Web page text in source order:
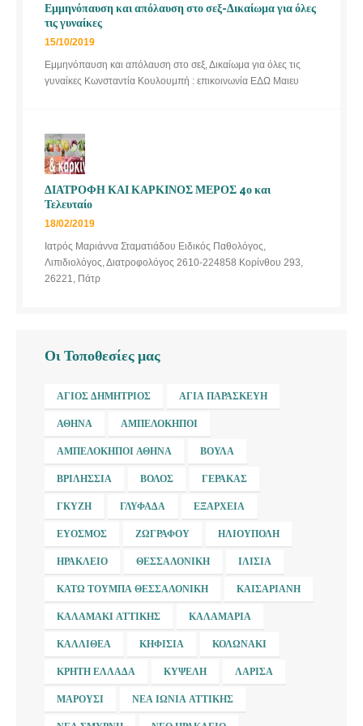
Εμμηνόπαυση και απόλαυση στο σεξ-Δικαίωμα για όλες
τις γυναίκες
15/10/2019
Εμμηνόπαυση και απόλαυση στο σεξ, Δικαίωμα για όλες τις
γυναίκες Κωνσταντία Κουλουμπή : επικοινωνία ΕΔΩ Μαιευ
ΔΙΑΤΡΟΦΗ ΚΑΙ ΚΑΡΚΙΝΟΣ ΜΕΡΟΣ 4ο και
Τελευταίο
18/02/2019
Ιατρός Μαριάννα Σταματιάδου Ειδικός Παθολόγος,
Λιπιδιολόγος, Διατροφολόγος 2610-224858 Κορίνθου 293,
26221, Πάτρ
Οι Τοποθεσίες μας
ΆΓΙΟΣ ΔΗΜΉΤΡΙΟΣ ΑΓΊΑ ΠΑΡΑΣΚΕΥΉ
ΑΘΉΝΑ ΑΜΠΕΛΌΚΗΠΟΙ
ΑΜΠΕΛΌΚΗΠΟΙ ΑΘΉΝΑ ΒΟΎΛΑ
ΒΡΙΛΉΣΣΙΑ ΒΌΛΟΣ ΓΈΡΑΚΑΣ
ΓΚΎΖΗ ΓΛΥΦΆΔΑ ΕΞΆΡΧΕΙΑ
ΕΎΟΣΜΟΣ ΖΩΓΡΆΦΟΥ ΗΛΙΟΎΠΟΛΗ
ΗΡΆΚΛΕΙΟ ΘΕΣΣΑΛΟΝΊΚΗ ΙΛΊΣΙΑ
ΚΆΤΩ ΤΟΎΜΠΑ ΘΕΣΣΑΛΟΝΊΚΗ ΚΑΙΣΑΡΙΑΝΉ
ΚΑΛΑΜΆΚΙ ΑΤΤΙΚΉΣ ΚΑΛΑΜΑΡΙΆ
ΚΑΛΛΙΘΈΑ ΚΗΦΙΣΙΆ ΚΟΛΩΝΆΚΙ
ΚΡΉΤΗ ΕΛΛΆΔΑ ΚΥΨΈΛΗ ΛΆΡΙΣΑ
ΜΑΡΟΎΣΙ ΝΈΑ ΙΩΝΊΑ ΑΤΤΙΚΉΣ